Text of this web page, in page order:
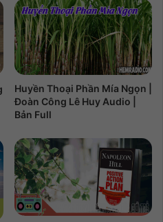
Huyền Thoại Phần Mía Ngọn |
Đoàn Công Lê Huy Audio |
Bản Full